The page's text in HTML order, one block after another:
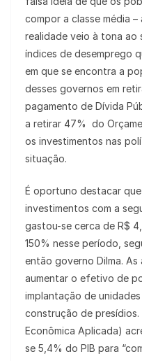
compor a classe média
realidade veio à tona
índices de desemprego
em que se encontra a
desses governos em
pagamento de Dívida
a retirar 47% do
os investimentos nas
situação.
É oportuno destacar
investimentos com a
gastou-se cerca de R$
150% nesse período,
então governo Dilma.
aumentar o efetivo de
implantação de
construção de
Econômica Aplicada)
se 5,4% do PIB para